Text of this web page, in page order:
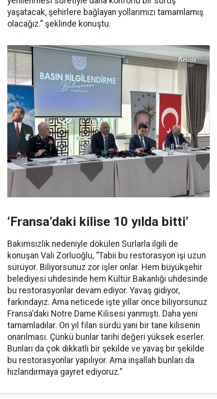
yaşatacak, şehirlere bağlayan yollarımızı tamamlamış
olacağız.” şeklinde konuştu.
‘Fransa’daki kilise 10 yılda bitti’
Bakımsızlık nedeniyle dökülen Surlarla ilgili de
konuşan Vali Zorluoğlu, “Tabii bu restorasyon işi uzun
sürüyor. Biliyorsunuz zor işler onlar. Hem büyükşehir
belediyesi uhdesinde hem Kültür Bakanlığı uhdesinde
bu restorasyonlar devam ediyor. Yavaş gidiyor,
farkındayız. Ama neticede işte yıllar önce biliyorsunuz
Fransa'daki Notre Dame Kilisesi yanmıştı. Daha yeni
tamamladılar. On yıl filan sürdü yani bir tane kilisenin
onarılması. Çünkü bunlar tarihi değeri yüksek eserler.
Bunları da çok dikkatli bir şekilde ve yavaş bir şekilde
bu restorasyonlar yapılıyor. Ama inşallah bunları da
hızlandırmaya gayret ediyoruz.”